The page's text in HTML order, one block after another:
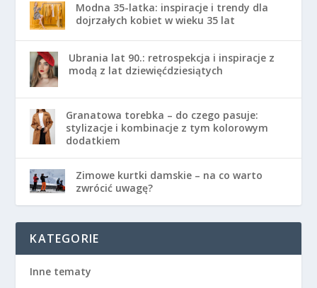
Modna 35-latka: inspiracje i trendy dla
dojrzałych kobiet w wieku 35 lat
Ubrania lat 90.: retrospekcja i inspiracje z
modą z lat dziewięćdziesiątych
Granatowa torebka – do czego pasuje:
stylizacje i kombinacje z tym kolorowym
dodatkiem
Zimowe kurtki damskie – na co warto
zwrócić uwagę?
KATEGORIE
Inne tematy